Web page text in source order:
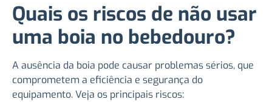
Quais os riscos de não usar
uma boia no bebedouro?
A ausência da boia pode causar problemas sérios, que
comprometem a eficiência e segurança do
equipamento. Veja os principais riscos: